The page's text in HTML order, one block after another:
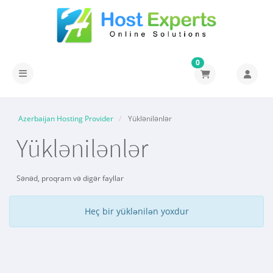
Naviqasiyaya keçid
0
Azerbaijan Hosting Provider Yüklənilənlər
Yüklənilənlər
Sənəd, proqram və digər fayllar
Heç bir yüklənilən yoxdur